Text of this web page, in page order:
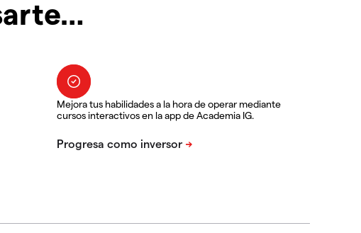
Mejora tus habilidades a la hora de operar mediante
cursos interactivos en la app de Academia IG.